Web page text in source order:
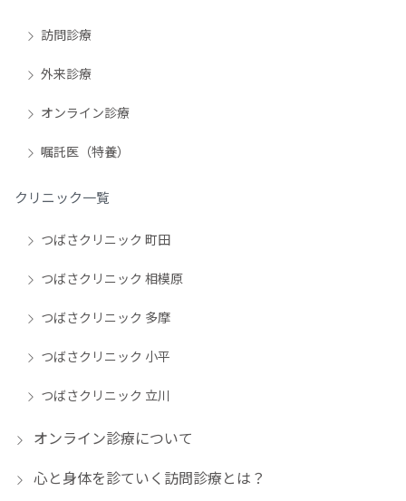
訪問診療
外来診療
オンライン診療
嘱託医（特養）
クリニック一覧
つばさクリニック 町田
つばさクリニック 相模原
つばさクリニック 多摩
つばさクリニック 小平
つばさクリニック 立川
オンライン診療について
心と身体を診ていく訪問診療とは？